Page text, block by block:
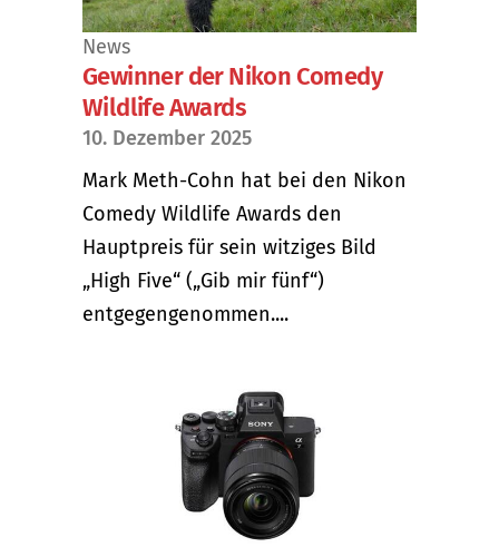
News
Gewinner der Nikon Comedy
Wildlife Awards
10. Dezember 2025
Mark Meth-Cohn hat bei den Nikon
Comedy Wildlife Awards den
Hauptpreis für sein witziges Bild
„High Five“ („Gib mir fünf“)
entgegengenommen....